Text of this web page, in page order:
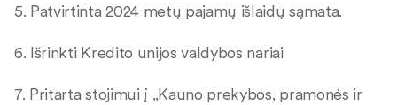
5. Patvirtinta 2024 metų pajamų išlaidų sąmata.
6. Išrinkti Kredito unijos valdybos nariai
7. Pritarta stojimui į „Kauno prekybos, pramonės ir